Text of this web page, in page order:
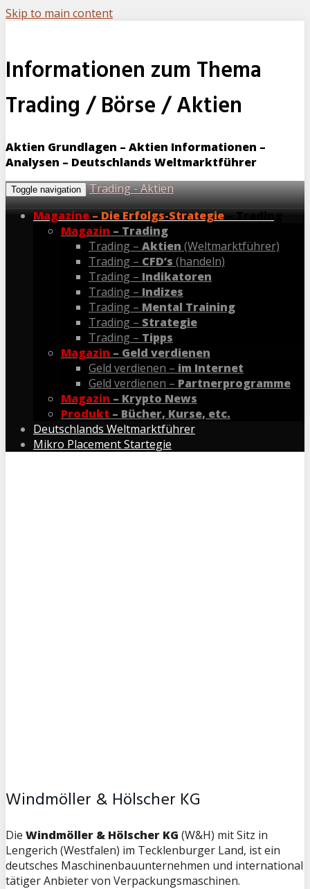
Skip to main content
Informationen zum Thema
Trading / Börse / Aktien
Aktien Grundlagen – Aktien Informationen –
Analysen – Deutschlands Weltmarktführer
Toggle navigation
Trading - Aktien
Magazine – Die Erfolgs-Strategie – Trading
Magazin – Trading
Trading – Aktien (Weltmarktführer)
Trading – CFD’s (handeln)
Trading – Indikatoren
Trading – Indizes
Trading – Mental Training
Trading – Strategie
Trading – Tipps
Magazin – Geld verdienen
Geld verdienen – im Internet
Geld verdienen – Partnerprogramme
Magazin – Krypto News
Produkt – Bücher, Kurse, etc.
Deutschlands Weltmarktführer
Mikro Placement Startegie
Windmöller & Hölscher KG
Die Windmöller & Hölscher KG (W&H) mit Sitz in
Lengerich (Westfalen) im Tecklenburger Land, ist ein
deutsches Maschinenbauunternehmen und international
tätiger Anbieter von Verpackungsmaschinen.